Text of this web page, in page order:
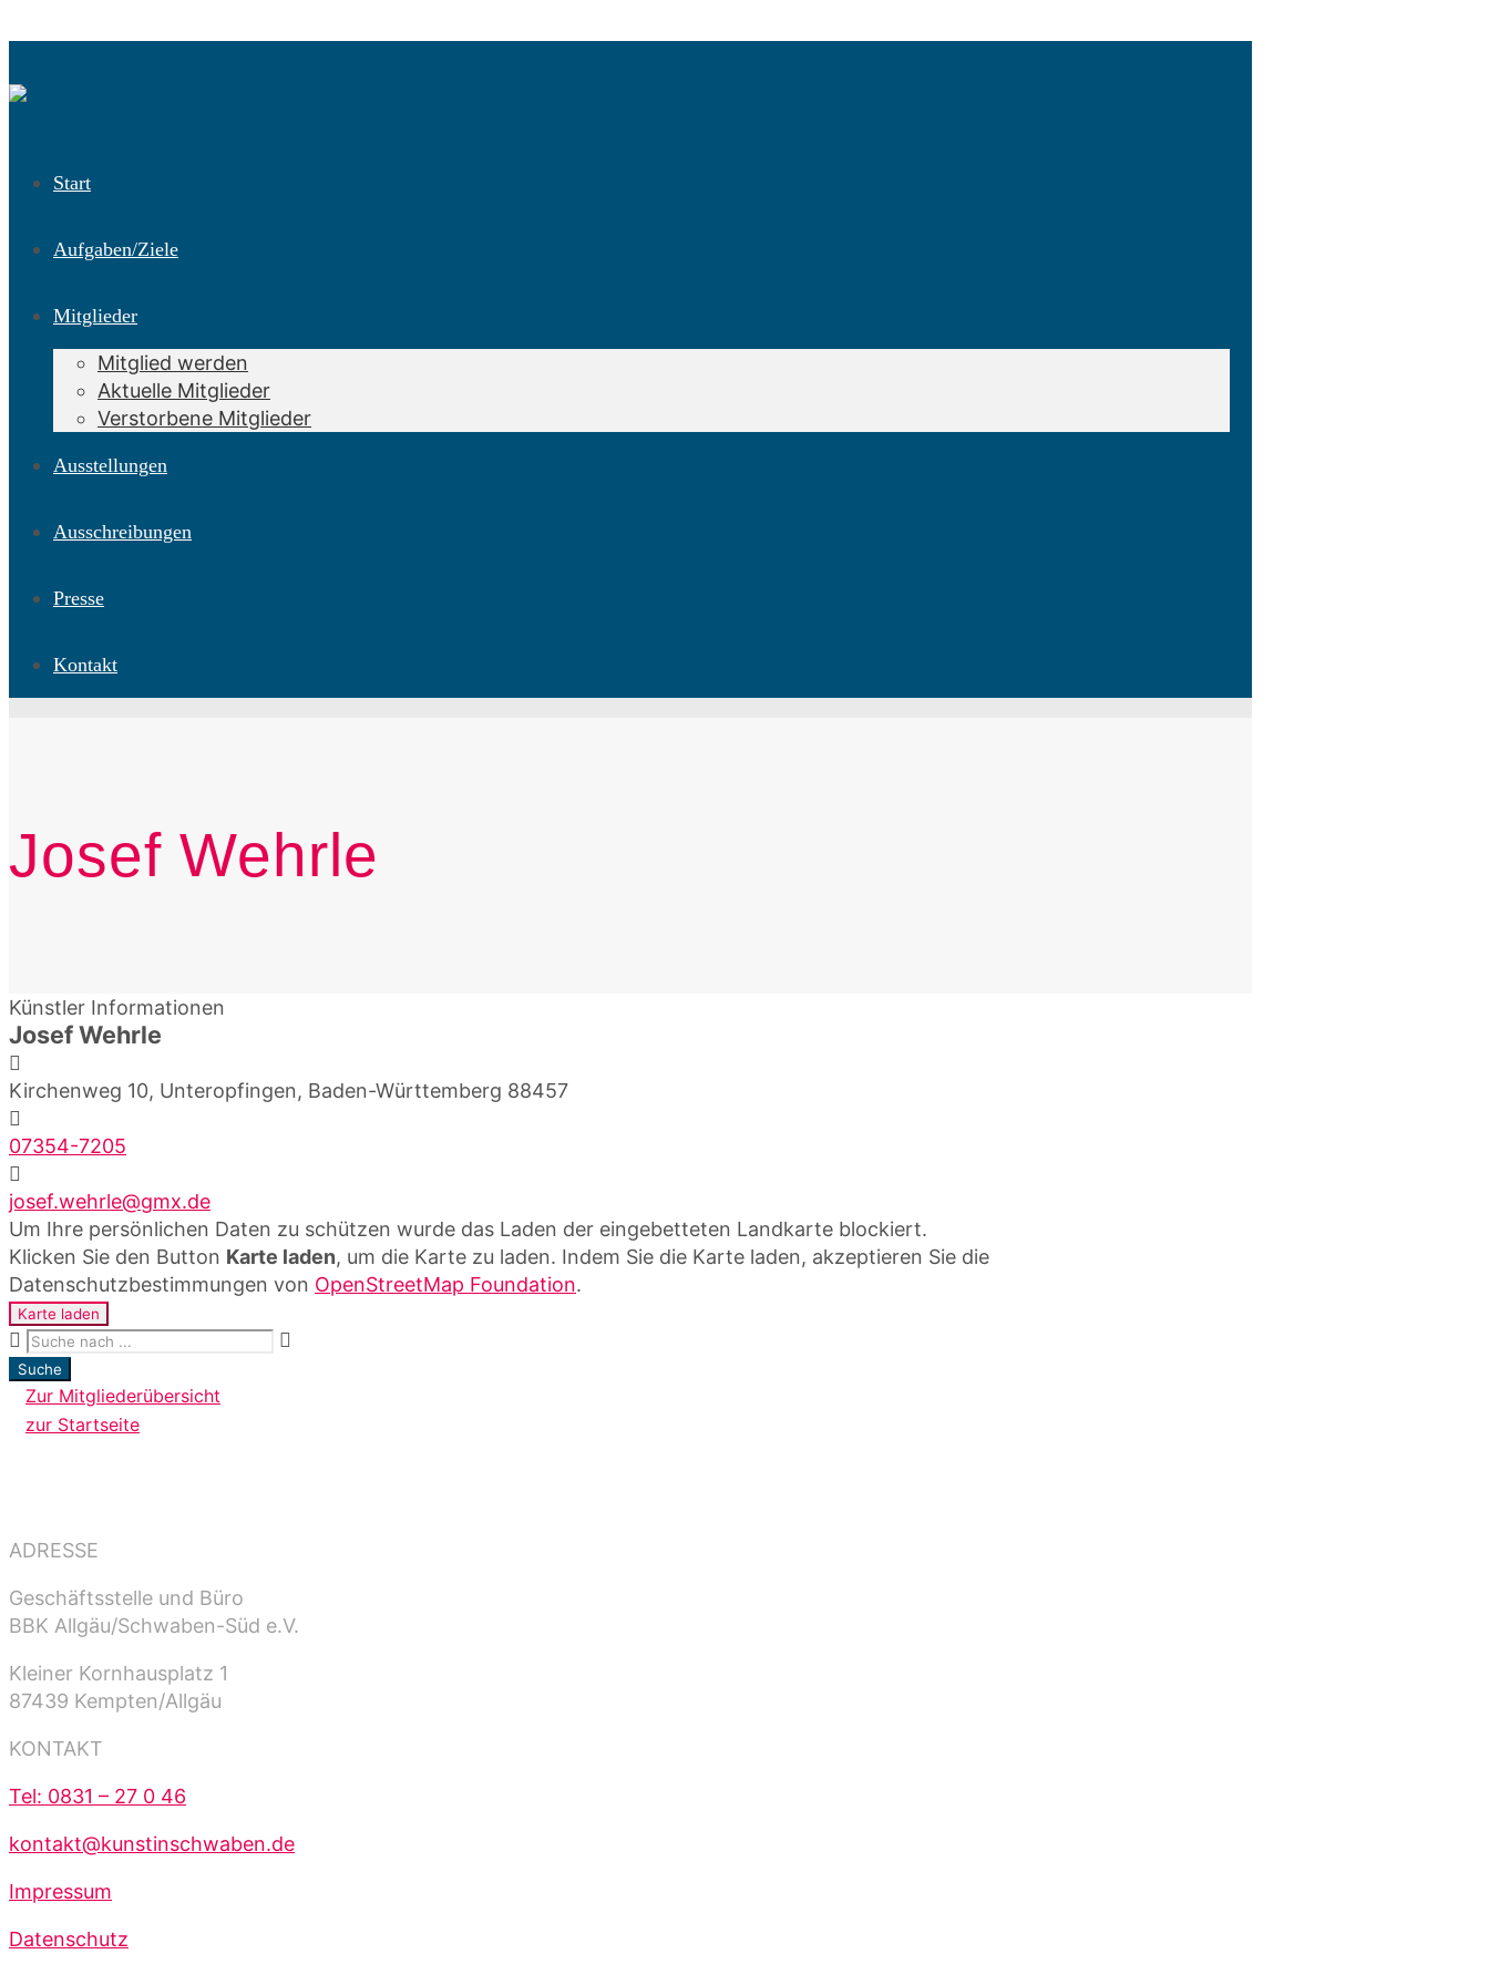
Start
Aufgaben/Ziele
Mitglieder
Mitglied werden
Aktuelle Mitglieder
Verstorbene Mitglieder
Ausstellungen
Ausschreibungen
Presse
Kontakt
Josef Wehrle
Künstler Informationen
Josef Wehrle
Kirchenweg 10, Unteropfingen, Baden-Württemberg 88457
07354-7205
josef.wehrle@gmx.de
Um Ihre persönlichen Daten zu schützen wurde das Laden der eingebetteten Landkarte blockiert.
Klicken Sie den Button Karte laden, um die Karte zu laden. Indem Sie die Karte laden, akzeptieren Sie die
Datenschutzbestimmungen von OpenStreetMap Foundation.
Karte laden
Suche
Zur Mitgliederübersicht
zur Startseite
ADRESSE
Geschäftsstelle und Büro
BBK Allgäu/Schwaben-Süd e.V.
Kleiner Kornhausplatz 1
87439 Kempten/Allgäu
KONTAKT
Tel: 0831 – 27 0 46
kontakt@kunstinschwaben.de
Impressum
Datenschutz